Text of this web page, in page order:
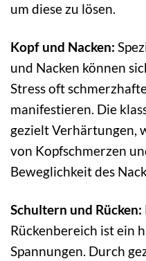
um diese zu lösen.
Kopf und Nacken:
und Nacken können
Stress oft
manifestieren. Die
gezielt Verhärtungen,
von Kopfschmerzen
Beweglichkeit des
Schultern und Rücken:
Rückenbereich ist ein
Spannungen. Durch